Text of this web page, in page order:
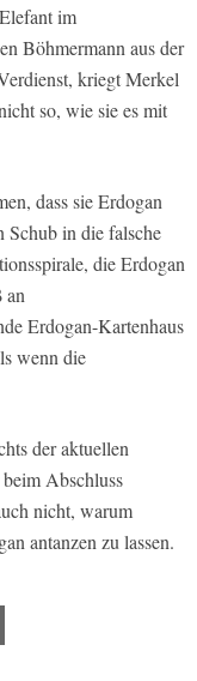
im
Böhmermann aus der
kriegt Merkel
so, wie sie es mit
dass sie Erdogan
Schub in die falsche
die Erdogan
an
Erdogan-Kartenhaus
wenn die
der aktuellen
Abschluss
nicht, warum
antanzen zu lassen.